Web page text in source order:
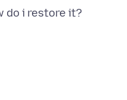
do i restore it?